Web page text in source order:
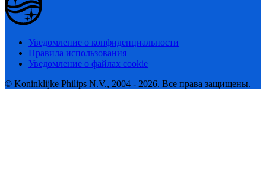
Уведомление о конфиденциальности
Правила использования
Уведомление о файлах cookie
© Koninklijke Philips N.V., 2004 - 2026. Все права защищены.